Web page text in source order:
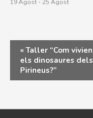
19 Agost - 25 Agost
« Taller “Com vivien
els dinosaures dels
Pirineus?”